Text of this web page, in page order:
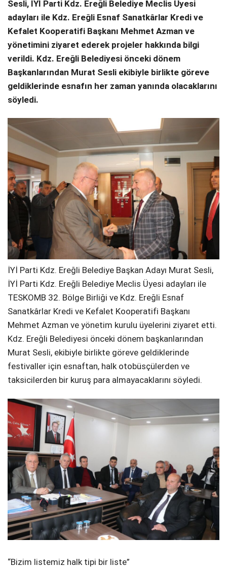
Youtube
Sesli, İYİ Parti Kdz. Ereğli Belediye Meclis Üyesi
adayları ile Kdz. Ereğli Esnaf Sanatkârlar Kredi ve
Kefalet Kooperatifi Başkanı Mehmet Azman ve
yönetimini ziyaret ederek projeler hakkında bilgi
verildi. Kdz. Ereğli Belediyesi önceki dönem
Başkanlarından Murat Sesli ekibiyle birlikte göreve
geldiklerinde esnafın her zaman yanında olacaklarını
söyledi.
İYİ Parti Kdz. Ereğli Belediye Başkan Adayı Murat Sesli,
İYİ Parti Kdz. Ereğli Belediye Meclis Üyesi adayları ile
TESKOMB 32. Bölge Birliği ve Kdz. Ereğli Esnaf
Sanatkârlar Kredi ve Kefalet Kooperatifi Başkanı
Mehmet Azman ve yönetim kurulu üyelerini ziyaret etti.
Kdz. Ereğli Belediyesi önceki dönem başkanlarından
Murat Sesli, ekibiyle birlikte göreve geldiklerinde
festivaller için esnaftan, halk otobüsçülerden ve
taksicilerden bir kuruş para almayacaklarını söyledi.
“Bizim listemiz halk tipi bir liste”